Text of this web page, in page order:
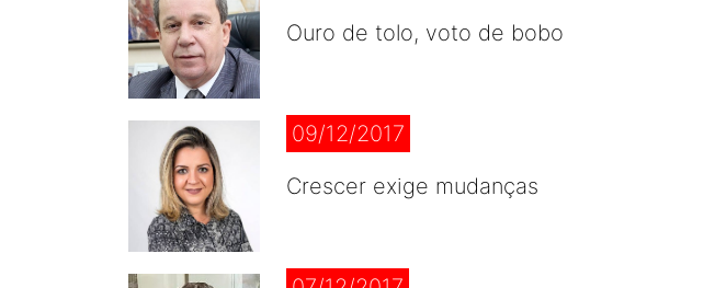
Ouro de tolo, voto de bobo
09/12/2017
Crescer exige mudanças